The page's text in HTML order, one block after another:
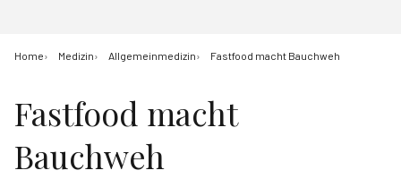
Home Medizin Allgemeinmedizin Fastfood macht Bauchweh
Fastfood macht
Bauchweh